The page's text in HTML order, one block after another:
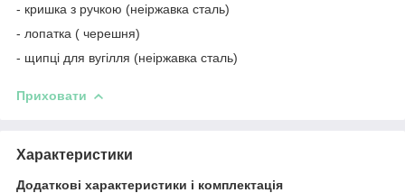
- кришка з ручкою (неіржавка сталь)
- лопатка ( черешня)
- щипці для вугілля (неіржавка сталь)
Приховати
Характеристики
Додаткові характеристики і комплектація